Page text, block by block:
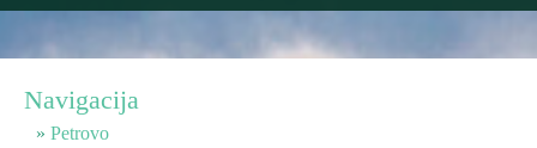
Planinski turizam
Navigacija
Petrovo